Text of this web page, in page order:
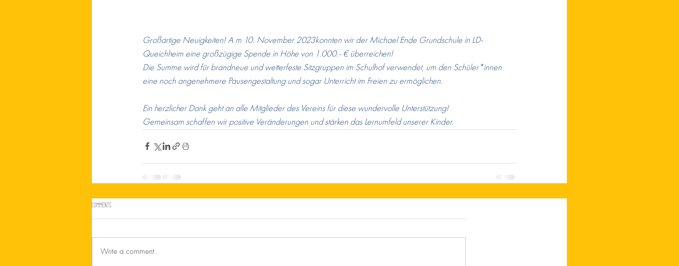
Großartige Neuigkeiten! A m 10. November 2023konnten wir der Michael Ende Grundschule in LD-
Queichheim eine großzügige Spende in Höhe von 1.000.- € überreichen!
Die Summe wird für brandneue und wetterfeste Sitzgruppen im Schulhof verwendet, um den Schüler*innen
eine noch angenehmere Pausengestaltung und sogar Unterricht im Freien zu ermöglichen.
Ein herzlicher Dank geht an alle Mitglieder des Vereins für diese wundervolle Unterstützung!
Gemeinsam schaffen wir positive Veränderungen und stärken das Lernumfeld unserer Kinder.
Comments
Write a comment...